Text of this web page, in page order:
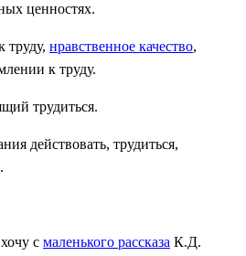
ценностях.
труду, нравственное качество,
к труду.
трудиться.
действовать, трудиться,
с маленького рассказа К.Д.